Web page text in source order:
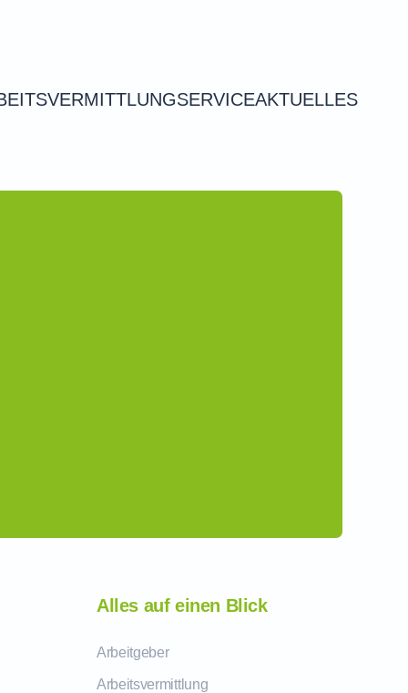
SERVICEAKTUELLES
Alles auf einen Blick
Arbeitgeber
Arbeitsvermittlung